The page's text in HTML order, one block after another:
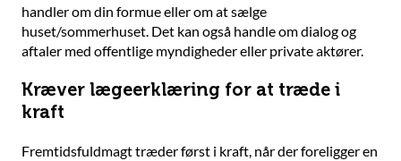
handler om din formue eller om at sælge
huset/sommerhuset. Det kan også handle om dialog og
aftaler med offentlige myndigheder eller private aktører.
Kræver lægeerklæring for at træde i
kraft
Fremtidsfuldmagt træder først i kraft, når der foreligger en